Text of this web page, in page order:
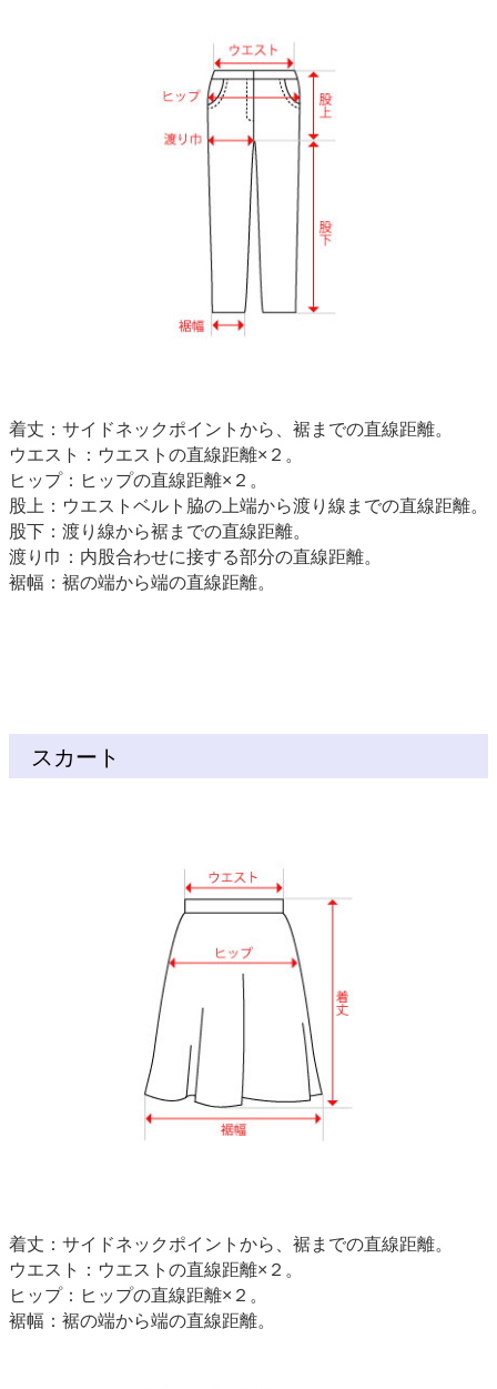
着丈：サイドネックポイントから、裾までの直線距離。
ウエスト：ウエストの直線距離×２。
ヒップ：ヒップの直線距離×２。
股上：ウエストベルト脇の上端から渡り線までの直線距離。
股下：渡り線から裾までの直線距離。
渡り巾：内股合わせに接する部分の直線距離。
裾幅：裾の端から端の直線距離。
スカート
着丈：サイドネックポイントから、裾までの直線距離。
ウエスト：ウエストの直線距離×２。
ヒップ：ヒップの直線距離×２。
裾幅：裾の端から端の直線距離。